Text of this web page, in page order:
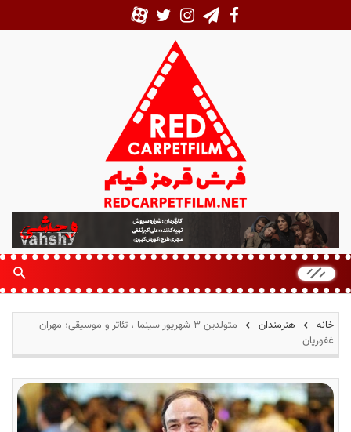
ر
ش
ر
م
ز
خانه هنرمندان
متولدین ۳ شهریور سینما ، تئاتر و موسیقی؛ مهران
غفوریان